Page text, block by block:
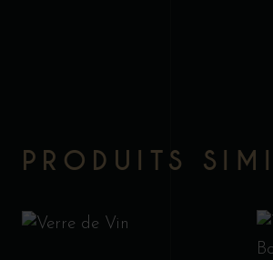
PRODUITS